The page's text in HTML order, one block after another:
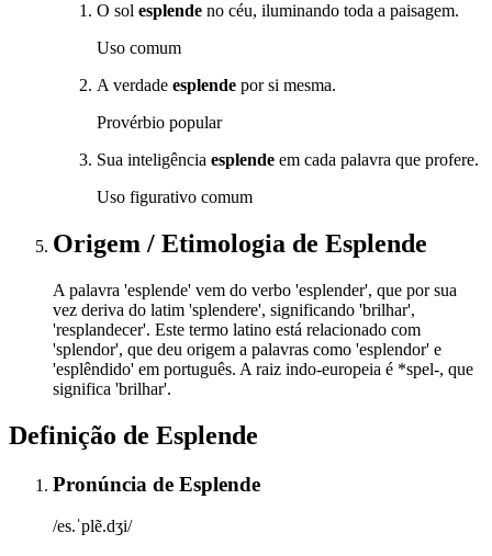
O sol esplende no céu, iluminando toda a paisagem.
Uso comum
A verdade esplende por si mesma.
Provérbio popular
Sua inteligência esplende em cada palavra que profere.
Uso figurativo comum
Origem / Etimologia de Esplende
A palavra 'esplende' vem do verbo 'esplender', que por sua
vez deriva do latim 'splendere', significando 'brilhar',
'resplandecer'. Este termo latino está relacionado com
'splendor', que deu origem a palavras como 'esplendor' e
'esplêndido' em português. A raiz indo-europeia é *spel-, que
significa 'brilhar'.
Definição de Esplende
Pronúncia de Esplende
/es.ˈplẽ.dʒi/